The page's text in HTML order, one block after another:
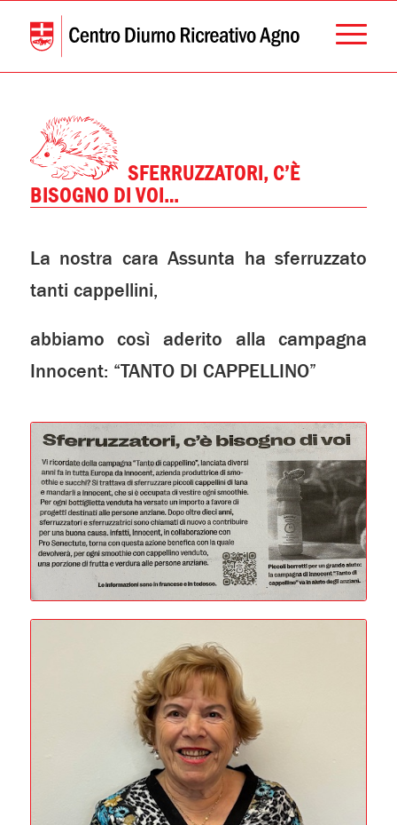
SFERRUZZATORI, C’È
BISOGNO DI VOI…
La nostra cara Assunta ha sferruzzato
tanti cappellini,
abbiamo così aderito alla campagna
Innocent: “TANTO DI CAPPELLINO”